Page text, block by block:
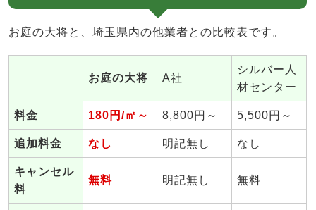
お庭の大将と、埼玉県内の他業者との比較表です。
お庭の大将 A社
シルバー人
材センター
料金 180円/㎡～ 8,800円～ 5,500円～
追加料金 なし 明記無し なし
キャンセル
料
無料 明記無し 無料